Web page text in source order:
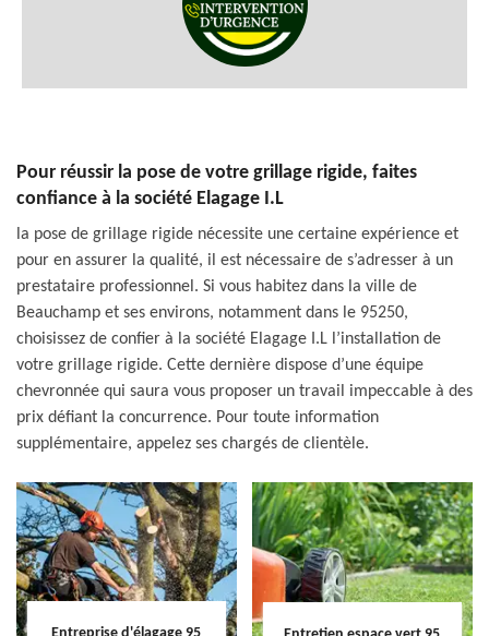
Pour réussir la pose de votre grillage rigide, faites
confiance à la société Elagage I.L
la pose de grillage rigide nécessite une certaine expérience et
pour en assurer la qualité, il est nécessaire de s’adresser à un
prestataire professionnel. Si vous habitez dans la ville de
Beauchamp et ses environs, notamment dans le 95250,
choisissez de confier à la société Elagage I.L l’installation de
votre grillage rigide. Cette dernière dispose d’une équipe
chevronnée qui saura vous proposer un travail impeccable à des
prix défiant la concurrence. Pour toute information
supplémentaire, appelez ses chargés de clientèle.